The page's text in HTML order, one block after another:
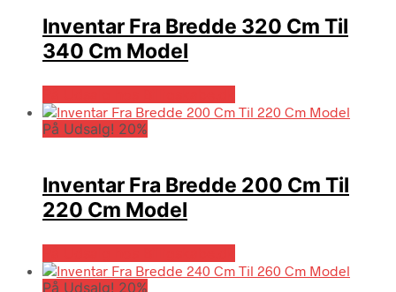
Inventar Fra Bredde 320 Cm Til
340 Cm Model
På Udsalg! 20%
Inventar Fra Bredde 200 Cm Til
220 Cm Model
På Udsalg! 20%